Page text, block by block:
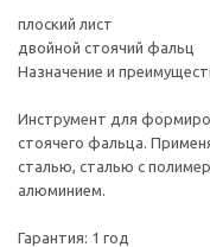
плоский лист
двойной стоячий фальц
Назначение и
Инструмент для
стоячего фальца.
сталью, сталью с
алюминием.
Гарантия: 1 год